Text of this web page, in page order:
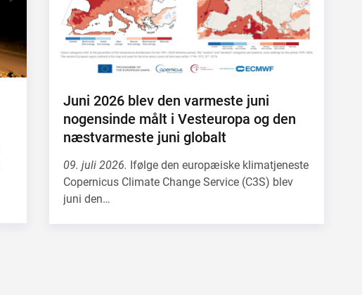
Juni 2026 blev den varmeste juni
nogensinde målt i Vesteuropa og den
næstvarmeste juni globalt
09. juli 2026. Ifølge den europæiske klimatjeneste
Copernicus Climate Change Service (C3S) blev
juni den…